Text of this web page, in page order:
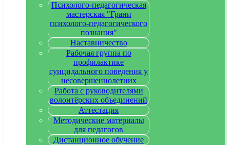
Психолого-педагогическая
мастерская "Грани
психолого-педагогического
познания"
Наставничество
Рабочая группа по
профилактике
суицидального поведения у
несовершеннолетних
Работа с руководителями
волонтёрских объединений
Аттестация
Методические материалы
для педагогов
Дистанционное обучение